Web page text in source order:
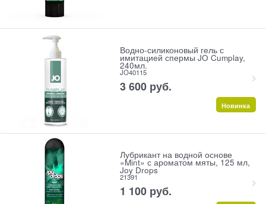
Водно-силиконовый гель с
имитацией спермы JO Cumplay,
240мл.
JO40115
3 600 руб.
Новинка
Лубрикант на водной основе
«Mint» с ароматом мяты, 125 мл,
Joy Drops
21391
1 100 руб.